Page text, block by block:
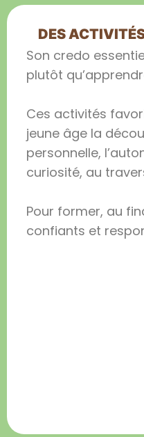
DES
Son credo
plutôt
Ces activités
jeune âge la
personnelle,
curiosité, au
Pour former, au
confiants et